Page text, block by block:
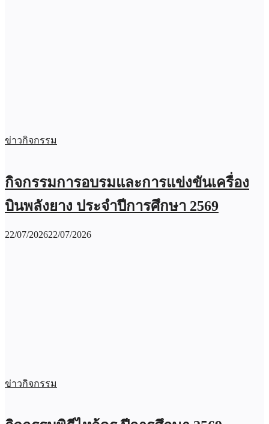
ข่าวกิจกรรม
กิจกรรมการอบรมและการแข่งขันเครื่อง
บินพลังยาง ประจำปีการศึกษา 2569
22/07/202622/07/2026
ข่าวกิจกรรม